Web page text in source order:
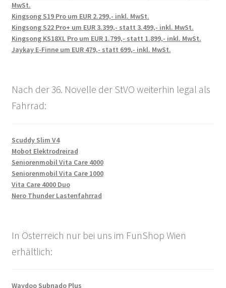
MwSt.
Kingsong S19 Pro um EUR 2.299,- inkl. MwSt.
Kingsong S22 Pro+ um EUR 3.399,- statt 3.499,- inkl. MwSt.
Kingsong KS18XL Pro um EUR 1.799,- statt 1.899,- inkl. MwSt.
Jaykay E-Finne um EUR 479,- statt 699,- inkl. MwSt.
Nach der 36. Novelle der StVO weiterhin legal als
Fahrrad:
Scuddy Slim V4
Mobot Elektrodreirad
Seniorenmobil Vita Care 4000
Seniorenmobil Vita Care 1000
Vita Care 4000 Duo
Nero Thunder Lastenfahrrad
In Österreich nur bei uns im FunShop Wien
erhältlich:
Waydoo Subnado Plus